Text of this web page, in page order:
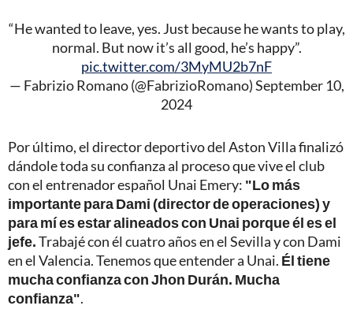
“He wanted to leave, yes. Just because he wants to play,
normal. But now it’s all good, he’s happy”.
pic.twitter.com/3MyMU2b7nF
— Fabrizio Romano (@FabrizioRomano)September 10,
2024
Por último, el director deportivo del Aston Villa finalizó
dándole toda su confianza al proceso que vive el club
con el entrenador español Unai Emery: "Lo más
importante para Dami (director de operaciones) y
para mí es estar alineados con Unai porque él es el
jefe.Trabajé con él cuatro años en el Sevilla y con Dami
en el Valencia. Tenemos que entender a Unai. Él tiene
mucha confianza con Jhon Durán. Mucha
confianza".